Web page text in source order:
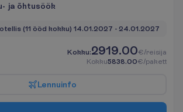
ja õhtusöök
(11 ööd kokku) 14.01.2027 - 24.01.2027
Kokku:2919.00€/reisija
Kokku5838.00€/pakett
Lennuinfo